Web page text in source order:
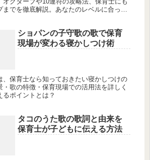
までを徹底解説。あなたのレベルに合った
ショパンの子守歌の歌で保育
現場が変わる寝かしつけ術
、保育士なら知っておきたい寝かしつけの
歌の特徴・保育現場での活用法を詳しく
ポイントとは？
タコのうた歌の歌詞と由来を
保育士が子どもに伝える方法